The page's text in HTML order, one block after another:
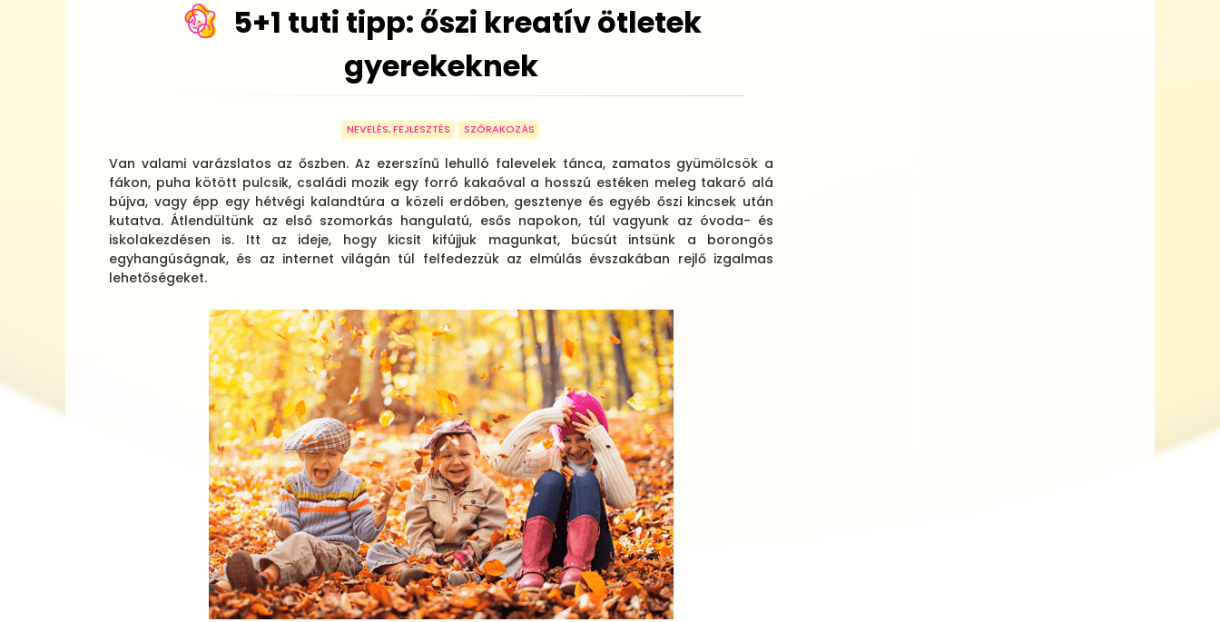
5+1 tuti tipp: őszi kreatív ötletek
gyerekeknek
NEVELÉS, FEJLESZTÉS SZÓRAKOZÁS
Van valami varázslatos az őszben. Az ezerszínű lehulló falevelek tánca, zamatos gyümölcsök a
fákon, puha kötött pulcsik, családi mozik egy forró kakaóval a hosszú estéken meleg takaró alá
bújva, vagy épp egy hétvégi kalandtúra a közeli erdőben, gesztenye és egyéb őszi kincsek után
kutatva. Átlendültünk az első szomorkás hangulatú, esős napokon, túl vagyunk az óvoda- és
iskolakezdésen is. Itt az ideje, hogy kicsit kifújjuk magunkat, búcsút intsünk a borongós
egyhangúságnak, és az internet világán túl felfedezzük az elmúlás évszakában rejlő izgalmas
lehetőségeket.